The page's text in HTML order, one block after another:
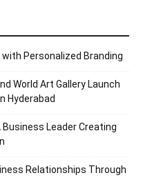
Personalized Branding
World Art Gallery Launch
Hyderabad
Leader Creating
Relationships Through